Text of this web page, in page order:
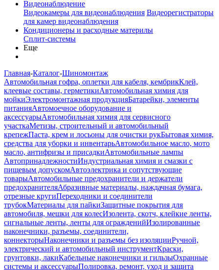
Видеонаблюдение
Видеокамеры для видеонаблюдения Видеорегистраторы
для камер видеонаблюдения
Кондиционеры и расходные материлы
Сплит-системы
Еще
Главная-Каталог-Шиномонтаж
Автомобильная гофра, оплетки для кабеля, кембрикКлей,
клеевые составы, герметикиАвтомобильная химия для
мойкиЭлектромонтажная продукцияБатарейки, элементы
питанияАвтомоечное оборудование и
аксессуарыАвтомобильная химия для сервисного
участкаМетизы, строительный и автомобильный
крепежПаста, крем и лосьоны для очистки рукБытовая химия,
средства для уборки и инвентарьАвтомобильное масло, мото
масло, антифризы и присадкиАвтомобильные лампы
АвтопринадлежностиИндустриальная химия и смазки с
пищевым допускомАвтоэлектрика и сопутствующие
товарыАвтомобильные предохранители и держатели
предохранителяАбразивные материалы, наждачная бумага,
отрезные кругиПереходники и соединители
трубокМатериалы для пайкиЗащитные покрытия для
автомобиля, мешки для колесИзолента, скотч, клейкие ленты,
сигнальные ленты, ленты для огражденийИзолированные
наконечники, разъемы, соединители,
коннекторыНаконечники и разъемы без изоляцииРучной,
электрический и автомобильный инструментКраски,
грунтовки, лакиКабельные наконечники и гильзыОхранные
системы и аксессуарыПолировка, ремонт, уход и защита